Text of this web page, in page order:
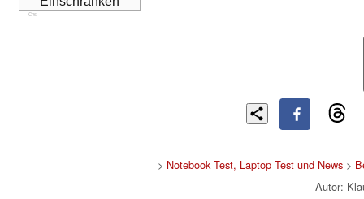
Cns
> Notebook Test, Laptop Test und News >
Autor: